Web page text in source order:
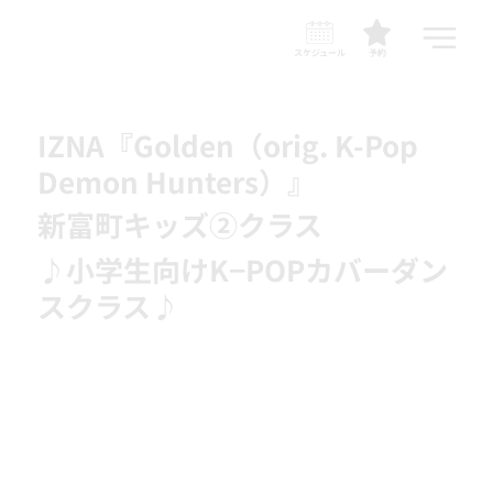
予約
スケジュール
IZNA『Golden（orig. K-Pop
Demon Hunters）』
新富町キッズ②クラス
♪小学生向けK−POPカバーダン
スクラス♪